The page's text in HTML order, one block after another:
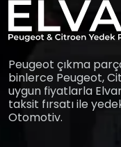
Peugeot çıkma
binlerce Peugeot,
uygun fiyatlarla
taksit fırsatı ile
Otomotiv.